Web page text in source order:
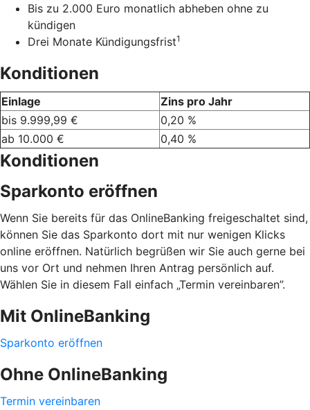
Bis zu 2.000 Euro monatlich abheben ohne zu
kündigen
Drei Monate Kündigungsfrist1
Konditionen
Einlage
Zins pro Jahr
bis 9.999,99 €
0,20 %
ab 10.000 €
0,40 %
Konditionen
Sparkonto eröffnen
Wenn Sie bereits für das OnlineBanking freigeschaltet sind,
können Sie das Sparkonto dort mit nur wenigen Klicks
online eröffnen. Natürlich begrüßen wir Sie auch gerne bei
uns vor Ort und nehmen Ihren Antrag persönlich auf.
Wählen Sie in diesem Fall einfach „Termin vereinbaren”.
Mit OnlineBanking
Sparkonto eröffnen
Ohne OnlineBanking
Termin vereinbaren